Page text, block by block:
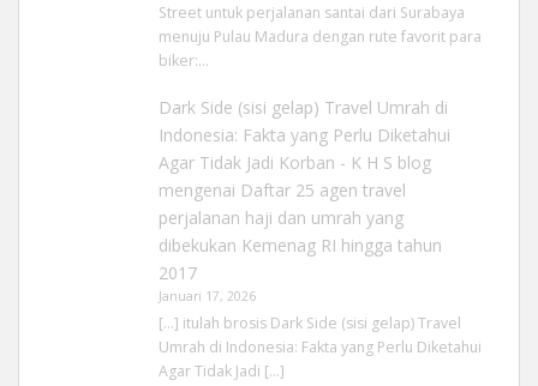
Street untuk perjalanan santai dari Surabaya
menuju Pulau Madura dengan rute favorit para
biker:…
Dark Side (sisi gelap) Travel Umrah di
Indonesia: Fakta yang Perlu Diketahui
Agar Tidak Jadi Korban - K H S blog
mengenai Daftar 25 agen travel
perjalanan haji dan umrah yang
dibekukan Kemenag RI hingga tahun
2017
Januari 17, 2026
[…] itulah brosis Dark Side (sisi gelap) Travel
Umrah di Indonesia: Fakta yang Perlu Diketahui
Agar Tidak Jadi […]